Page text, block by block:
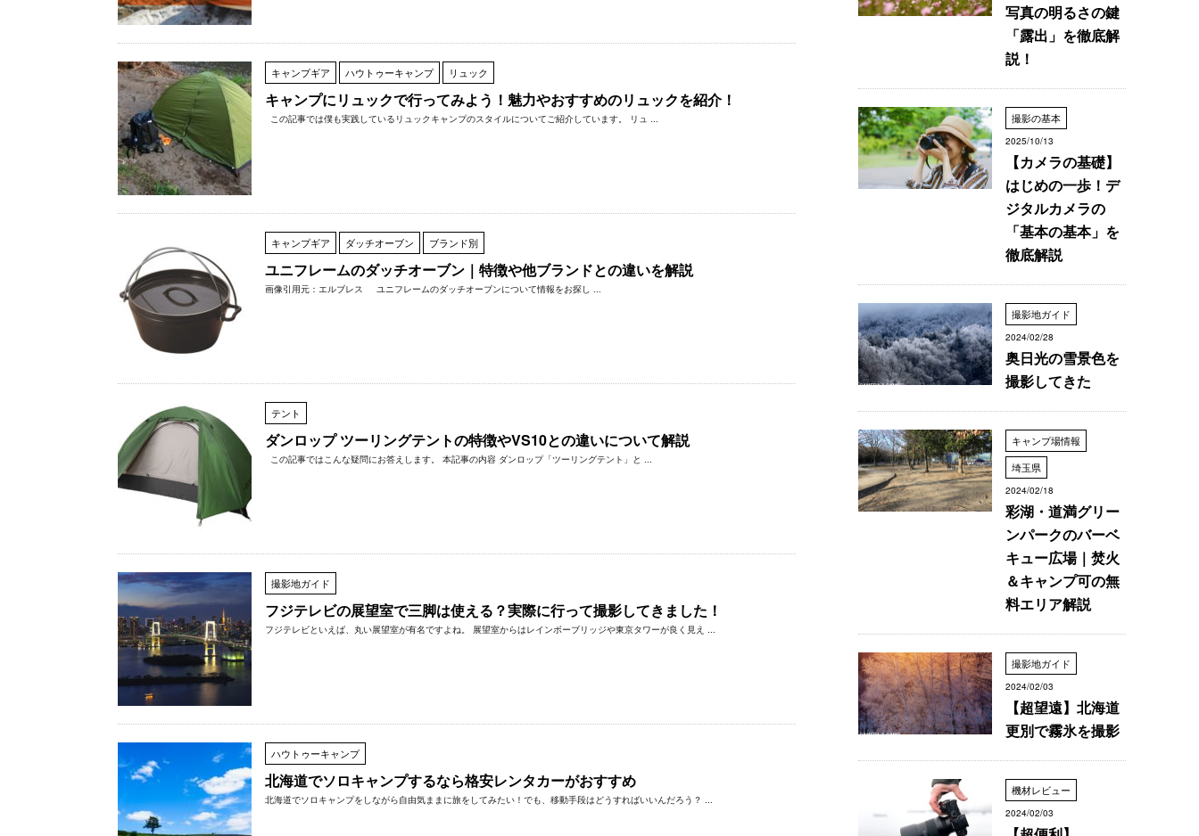
キャンプギア ハウトゥーキャンプ リュック
キャンプにリュックで行ってみよう！魅力やおすすめのリュックを紹介！
この記事では僕も実践しているリュックキャンプのスタイルについてご紹介しています。 リュ ...
キャンプギア ダッチオーブン ブランド別
ユニフレームのダッチオーブン｜特徴や他ブランドとの違いを解説
画像引用元：エルブレス ユニフレームのダッチオーブンについて情報をお探し ...
テント
ダンロップ ツーリングテントの特徴やVS10との違いについて解説
この記事ではこんな疑問にお答えします。 本記事の内容 ダンロップ「ツーリングテント」と ...
撮影地ガイド
フジテレビの展望室で三脚は使える？実際に行って撮影してきました！
フジテレビといえば、丸い展望室が有名ですよね。 展望室からはレインボーブリッジや東京タワーが良く見え ...
ハウトゥーキャンプ
北海道でソロキャンプするなら格安レンタカーがおすすめ
北海道でソロキャンプをしながら自由気ままに旅をしてみたい！でも、移動手段はどうすればいいんだろう？ ...
写真の明るさの鍵
「露出」を徹底解
説！
撮影の基本
2025/10/13
【カメラの基礎】
はじめの一歩！デ
ジタルカメラの
「基本の基本」を
徹底解説
撮影地ガイド
2024/02/28
奥日光の雪景色を
撮影してきた
キャンプ場情報
埼玉県
2024/02/18
彩湖・道満グリー
ンパークのバーベ
キュー広場｜焚火
＆キャンプ可の無
料エリア解説
撮影地ガイド
2024/02/03
【超望遠】北海道
更別で霧氷を撮影
機材レビュー
2024/02/03